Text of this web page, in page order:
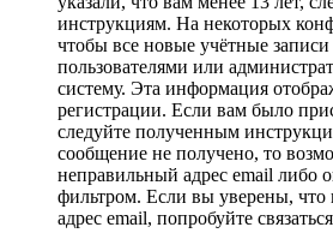
инструкциям. На некоторых
чтобы все новые учётные
пользователями или
систему. Эта информация
регистрации. Если вам было
следуйте полученным
сообщение не получено, то
неправильный адрес email либо
фильтром. Если вы уверены, что
адрес email, попробуйте